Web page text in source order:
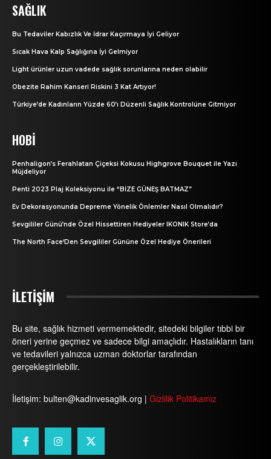
SAĞLIK
Bu Tedaviler Kabızlık Ve İdrar Kaçırmaya İyi Geliyor
Sıcak Hava Kalp Sağlığına İyi Gelmiyor
Light ürünler uzun vadede sağlık sorunlarına neden olabilir
Obezite Rahim Kanseri Riskini 3 Kat Artıyor!
Türkiye’de Kadınların Yüzde 60’ı Düzenli Sağlık Kontrolüne Gitmiyor
HOBI
Penhaligon’s Ferahlatan Çiçeksi Kokusu Highgrove Bouquet ile Yazı
Müjdeliyor
Penti 2023 Plaj Koleksiyonu ile “BİZE GÜNEŞ BATMAZ”
Ev Dekorasyonunda Depreme Yönelik Önlemler Nasıl Olmalıdır?
Sevgililer Günü’nde Özel Hissettiren Hediyeler IKONIK Store’da
The North Face‘Den Sevgililer Gününe Özel Hediye Önerileri
İLETİŞİM
Bu site, sağlık hizmeti vermemektedir, sitedeki bilgiler tıbbi bir
öneri yerine geçmez ve sadece bilgi amaçlıdır. Hastalıkların tanı
ve tedavileri yalnızca uzman doktorlar tarafından
gerçekleştirilebilir.
İletişim: bulten@kadinvesaglik.org | Gizlilik Politikamız